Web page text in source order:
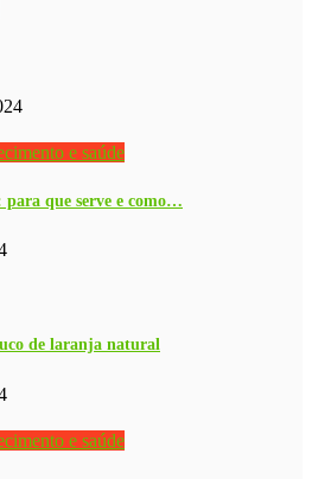
e saúde
para que serve e como…
de laranja natural
e saúde